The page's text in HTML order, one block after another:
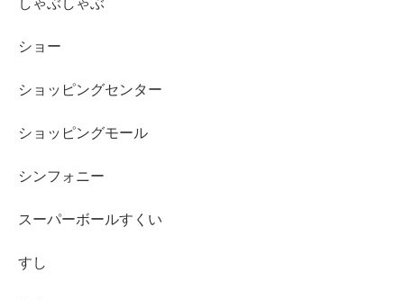
しゃぶしゃぶ
ショー
ショッピングセンター
ショッピングモール
シンフォニー
スーパーボールすくい
すし